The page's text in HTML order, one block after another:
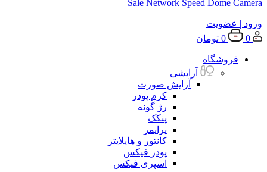
Sale Network Speed Dome Camera
ورود | عضویت
0
0 تومان
فروشگاه
آرایشی
آرایش صورت
کرم پودر
رژ گونه
پنکک
پرایمر
کانتور و هایلایتر
پودر فیکس
اسپری فیکس